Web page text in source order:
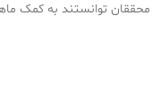
محققان توانستند به کمک